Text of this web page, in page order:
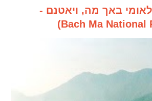
באך מה, ויאטנם -